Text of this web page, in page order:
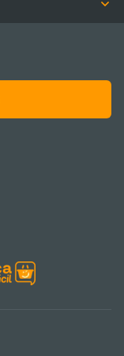
a distância
as polegadas
p>